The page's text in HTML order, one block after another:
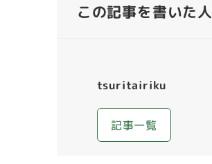
この記事を書いた人
tsuritairiku
記事一覧